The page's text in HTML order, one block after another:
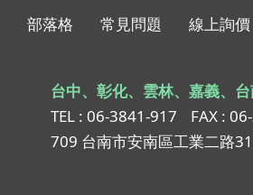
部落格 常見問題 線上詢價
台中、彰化、雲林、嘉義、
TEL : 06-3841-917
FAX :
709 台南市安南區工業二路